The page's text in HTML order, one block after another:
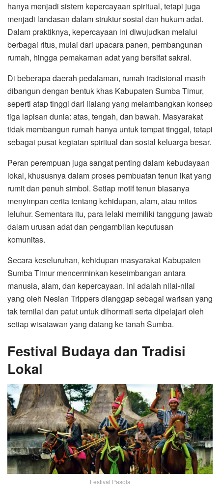
hanya menjadi sistem kepercayaan spiritual, tetapi juga
menjadi landasan dalam struktur sosial dan hukum adat.
Dalam praktiknya, kepercayaan ini diwujudkan melalui
berbagai ritus, mulai dari upacara panen, pembangunan
rumah, hingga pemakaman adat yang bersifat sakral.
Di beberapa daerah pedalaman, rumah tradisional masih
dibangun dengan bentuk khas Kabupaten Sumba Timur,
seperti atap tinggi dari ilalang yang melambangkan konsep
tiga lapisan dunia: atas, tengah, dan bawah. Masyarakat
tidak membangun rumah hanya untuk tempat tinggal, tetapi
sebagai pusat kegiatan spiritual dan sosial keluarga besar.
Peran perempuan juga sangat penting dalam kebudayaan
lokal, khususnya dalam proses pembuatan tenun ikat yang
rumit dan penuh simbol. Setiap motif tenun biasanya
menyimpan cerita tentang kehidupan, alam, atau mitos
leluhur. Sementara itu, para lelaki memiliki tanggung jawab
dalam urusan adat dan pengambilan keputusan
komunitas.
Secara keseluruhan, kehidupan masyarakat Kabupaten
Sumba Timur mencerminkan keseimbangan antara
manusia, alam, dan kepercayaan. Ini adalah nilai-nilai
yang oleh Nesian Trippers dianggap sebagai warisan yang
tak ternilai dan patut untuk dihormati serta dipelajari oleh
setiap wisatawan yang datang ke tanah Sumba.
Festival Budaya dan Tradisi
Lokal
Festival Pasola